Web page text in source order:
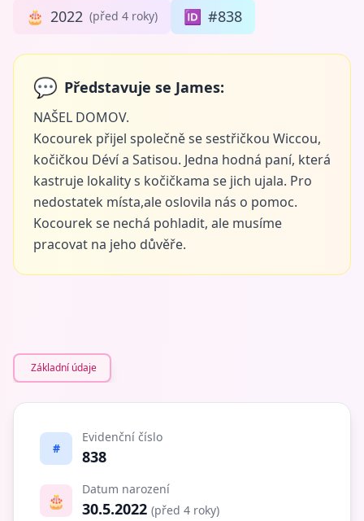
🎂 2022 (před 4 roky) 🆔 #838
💬 Představuje se James:
NAŠEL DOMOV.
Kocourek přijel společně se sestřičkou Wiccou,
kočičkou Déví a Satisou. Jedna hodná paní, která
kastruje lokality s kočičkama se jich ujala. Pro
nedostatek místa,ale oslovila nás o pomoc.
Kocourek se nechá pohladit, ale musíme
pracovat na jeho důvěře.
Základní údaje
#
Evidenční číslo
838
🎂
Datum narození
30.5.2022 (před 4 roky)